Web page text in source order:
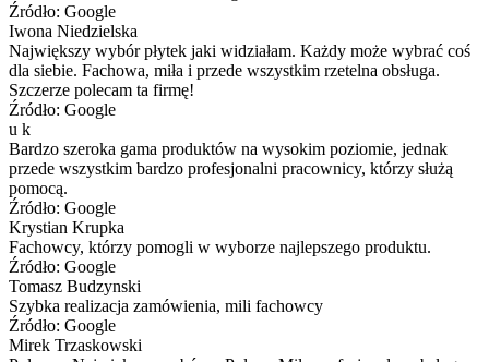
Źródło: Google
Iwona Niedzielska
Największy wybór płytek jaki widziałam. Każdy może wybrać coś
dla siebie. Fachowa, miła i przede wszystkim rzetelna obsługa.
Szczerze polecam ta firmę!
Źródło: Google
u k
Bardzo szeroka gama produktów na wysokim poziomie, jednak
przede wszystkim bardzo profesjonalni pracownicy, którzy służą
pomocą.
Źródło: Google
Krystian Krupka
Fachowcy, którzy pomogli w wyborze najlepszego produktu.
Źródło: Google
Tomasz Budzynski
Szybka realizacja zamówienia, mili fachowcy
Źródło: Google
Mirek Trzaskowski